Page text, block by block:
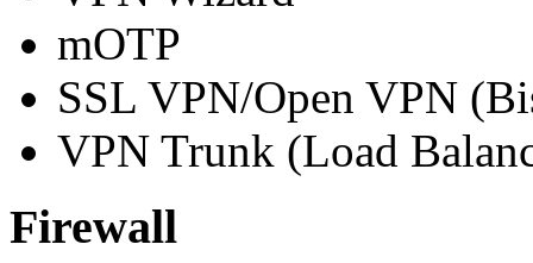
mOTP
SSL VPN/Open VPN
VPN Trunk (Load
Firewall